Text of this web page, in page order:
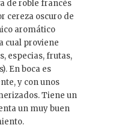
de roble francés
cereza oscuro de
aromático
cual proviene
especias, frutas,
En boca es
y con unos
Tiene un
un muy buen